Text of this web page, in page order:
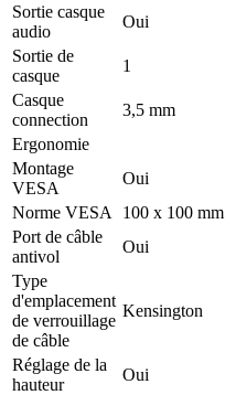
Sortie casque
audio
Oui
Sortie de
casque
1
Casque
connection
3,5 mm
Ergonomie
Montage
VESA
Oui
Norme VESA
100 x 100 mm
Port de câble
antivol
Oui
Type
d'emplacement
de verrouillage
de câble
Kensington
Réglage de la
hauteur
Oui